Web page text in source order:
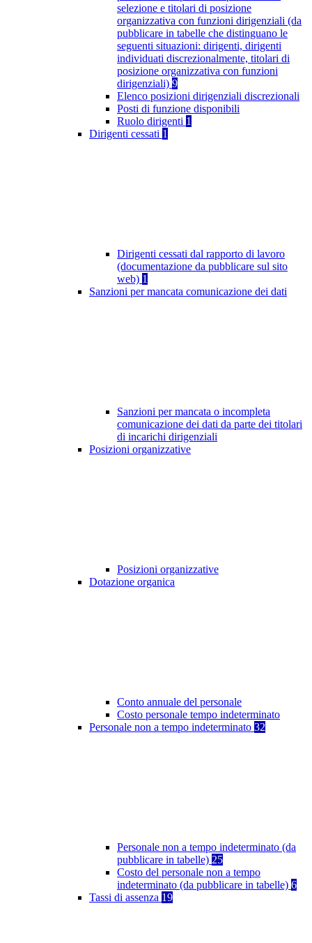
selezione e titolari di posizione
organizzativa con funzioni dirigenziali (da
pubblicare in tabelle che distinguano le
seguenti situazioni: dirigenti, dirigenti
individuati discrezionalmente, titolari di
posizione organizzativa con funzioni
dirigenziali) 9
Elenco posizioni dirigenziali discrezionali
Posti di funzione disponibili
Ruolo dirigenti 1
Dirigenti cessati 1
Dirigenti cessati dal rapporto di lavoro
(documentazione da pubblicare sul sito
web) 1
Sanzioni per mancata comunicazione dei dati
Sanzioni per mancata o incompleta
comunicazione dei dati da parte dei titolari
di incarichi dirigenziali
Posizioni organizzative
Posizioni organizzative
Dotazione organica
Conto annuale del personale
Costo personale tempo indeterminato
Personale non a tempo indeterminato 32
Personale non a tempo indeterminato (da
pubblicare in tabelle) 25
Costo del personale non a tempo
indeterminato (da pubblicare in tabelle) 6
Tassi di assenza 19